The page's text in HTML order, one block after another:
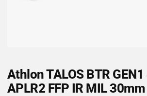
Athlon TALOS BTR
APLR2 FFP IR MIL 30mm